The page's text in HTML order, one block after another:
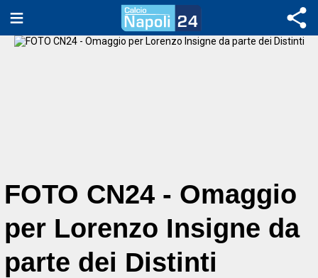
FOTO CN24 - Omaggio
per Lorenzo Insigne da
parte dei Distinti